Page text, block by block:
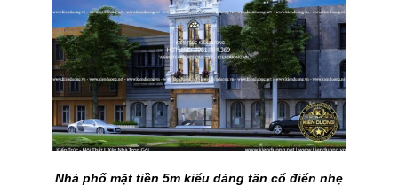
Nhà phố mặt tiền 5m kiểu dáng tân cổ điển nhẹ